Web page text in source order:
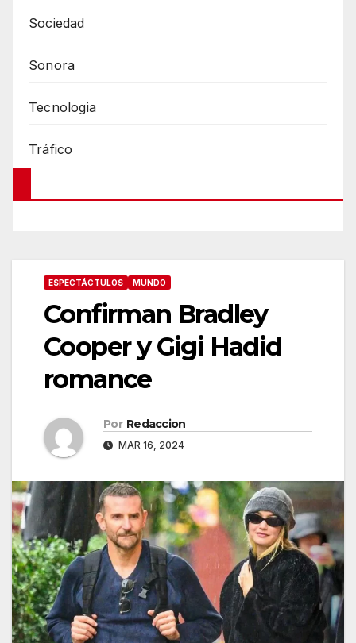
Sociedad
Sonora
Tecnologia
Tráfico
ESPECTÁCTULOS MUNDO
Confirman Bradley
Cooper y Gigi Hadid
romance
Por Redaccion
MAR 16, 2024